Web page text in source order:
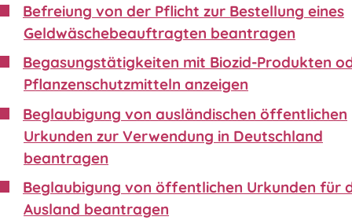
Befreiung von der Pflicht zur Bestellung eines
Geldwäschebeauftragten beantragen
Begasungstätigkeiten mit Biozid-Produkten
Pflanzenschutzmitteln anzeigen
Beglaubigung von ausländischen öffentlichen
Urkunden zur Verwendung in Deutschland
beantragen
Beglaubigung von öffentlichen Urkunden für
Ausland beantragen